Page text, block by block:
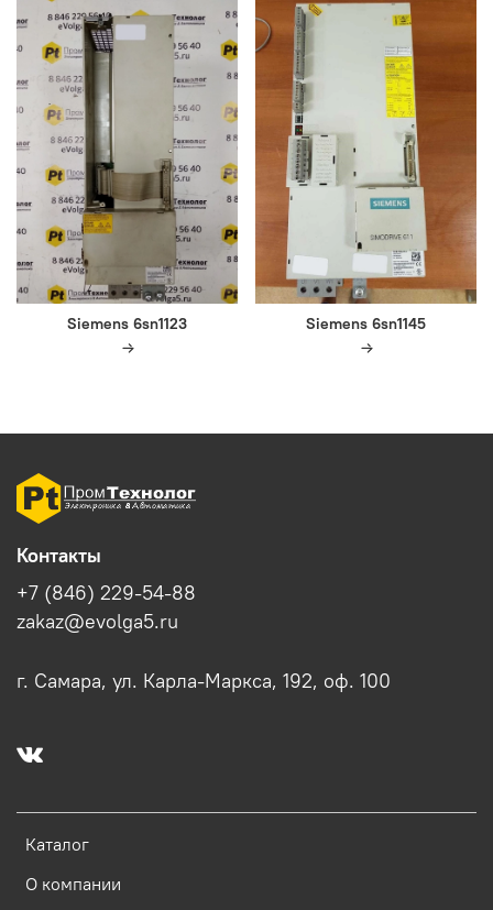
Siemens 6sn1123 Siemens 6sn1145
Каталог
О компании
Контакты
+7 (846) 229-54-88
zakaz@evolga5.ru
г. Самара, ул. Карла-Маркса, 192, оф. 100